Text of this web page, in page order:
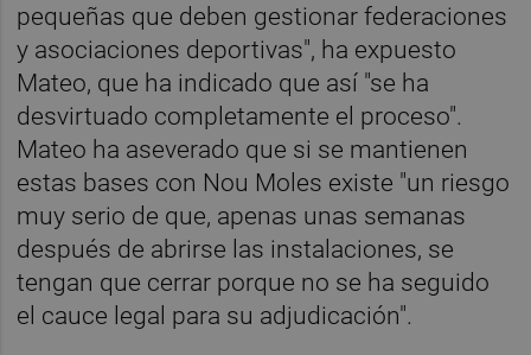
pequeñas que deben gestionar federaciones
y asociaciones deportivas", ha expuesto
Mateo, que ha indicado que así "se ha
desvirtuado completamente el proceso".
Mateo ha aseverado que si se mantienen
estas bases con Nou Moles existe "un riesgo
muy serio de que, apenas unas semanas
después de abrirse las instalaciones, se
tengan que cerrar porque no se ha seguido
el cauce legal para su adjudicación".